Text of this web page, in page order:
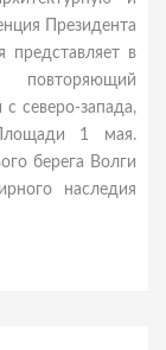
Президента
представляет в
повторяющий
северо-запада,
1 мая.
берега Волги
наследия